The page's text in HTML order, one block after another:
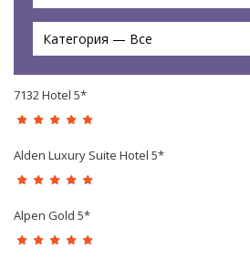
Категория — Все
7132 Hotel 5*
Alden Luxury Suite Hotel 5*
Alpen Gold 5*